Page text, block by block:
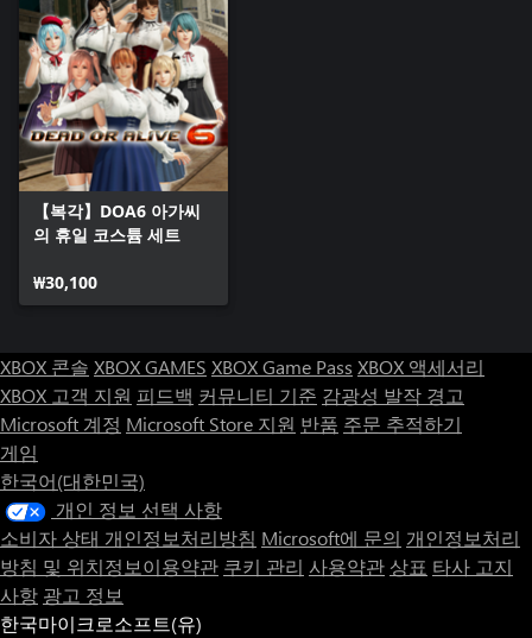
【복각】DOA6 아가씨
의 휴일 코스튬 세트
₩30,100
XBOX 콘솔 XBOX GAMES XBOX Game Pass XBOX 액세서리
XBOX 고객 지원 피드백 커뮤니티 기준 감광성 발작 경고
Microsoft 계정 Microsoft Store 지원 반품 주문 추적하기
게임
한국어(대한민국)
개인 정보 선택 사항
소비자 상태 개인정보처리방침 Microsoft에 문의 개인정보처리
방침 및 위치정보이용약관 쿠키 관리 사용약관 상표 타사 고지
사항 광고 정보
한국마이크로소프트(유)